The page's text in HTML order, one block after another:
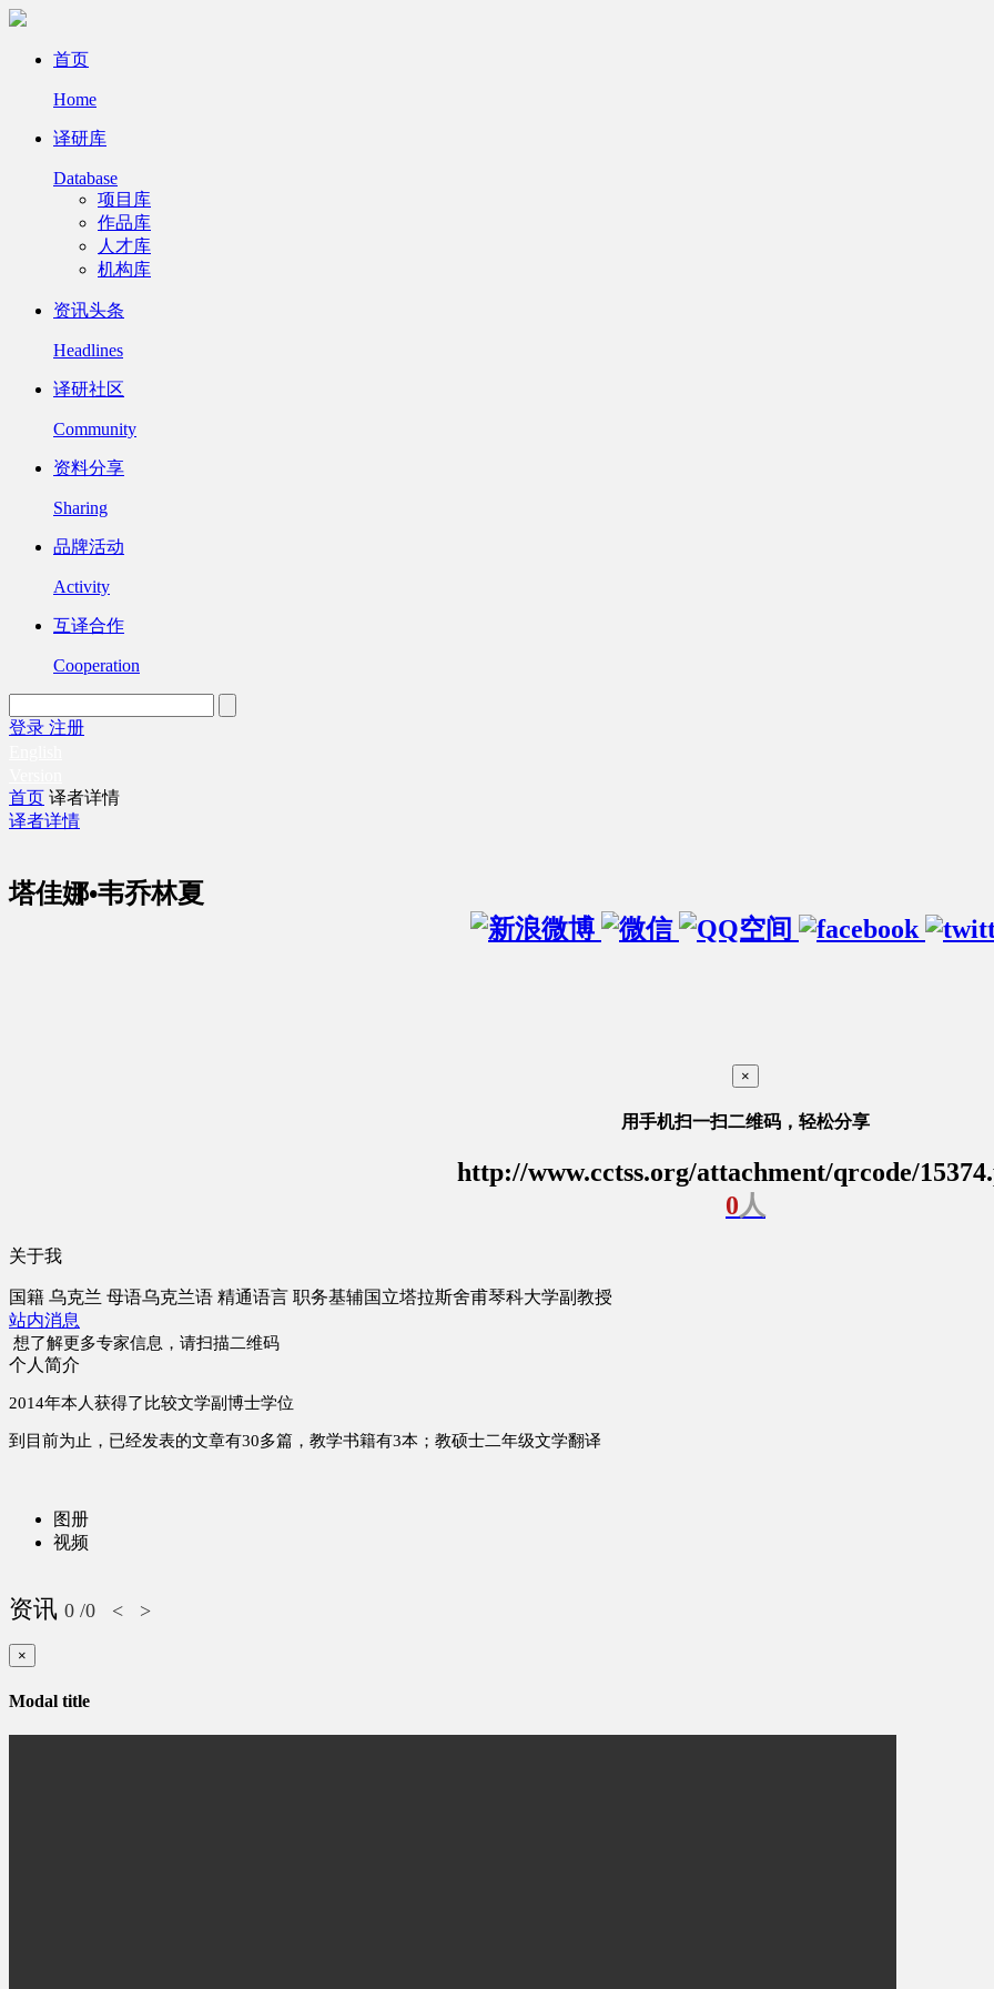
首页
Home
译研库
Database
项目库
作品库
人才库
机构库
资讯头条
Headlines
译研社区
Community
资料分享
Sharing
品牌活动
Activity
互译合作
Cooperation
登录 注册
首页 译者详情
译者详情
塔佳娜•韦乔林夏
×
用手机扫一扫二维码，轻松分享
http://www.cctss.org/attachment/qrcode/
0人
关于我
国籍 乌克兰 母语乌克兰语 精通语言 职务基辅国立塔拉斯舍甫琴科大学副教授
站内消息
想了解更多专家信息，请扫描二维码
个人简介
2014年本人获得了比较文学副博士学位
到目前为止，已经发表的文章有30多篇，教学书籍有3本；教硕士二年级文学翻译
图册
视频
资讯 0 /0 < >
×
Modal title